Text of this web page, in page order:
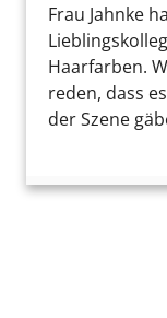
Frau Jahnke
Haarfarben.
reden, dass
der Szene